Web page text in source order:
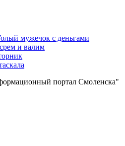
портал Смоленска"